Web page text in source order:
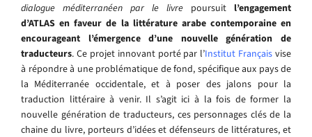
dialogue méditerranéen par le livre poursuit l’engagement
d’ATLAS en faveur de la littérature arabe contemporaine en
encourageant l’émergence d’une nouvelle génération de
traducteurs. Ce projet innovant porté par l’Institut Français vise
à répondre à une problématique de fond, spécifique aux pays de
la Méditerranée occidentale, et à poser des jalons pour la
traduction littéraire à venir. Il s’agit ici à la fois de former la
nouvelle génération de traducteurs, ces personnages clés de la
chaine du livre, porteurs d’idées et défenseurs de littératures, et